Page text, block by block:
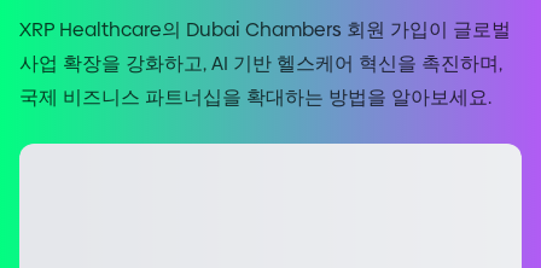
XRP Healthcare의 Dubai Chambers 회원 가입이 글로벌
사업 확장을 강화하고, AI 기반 헬스케어 혁신을 촉진하며,
국제 비즈니스 파트너십을 확대하는 방법을 알아보세요.